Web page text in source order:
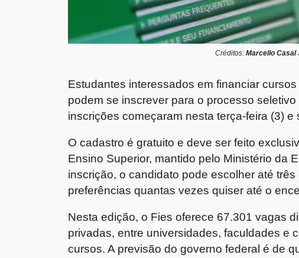
Créditos: Marcello
Estudantes interessados em financiar
podem se inscrever para o processo
inscrições começaram nesta terça-feira (3) e
O cadastro é gratuito e deve ser feito
Ensino Superior, mantido pelo Ministério da
inscrição, o candidato pode escolher até
preferências quantas vezes quiser até o
Nesta edição, o Fies oferece 67.301 vagas
privadas, entre universidades, faculdades e
cursos. A previsão do governo federal é de